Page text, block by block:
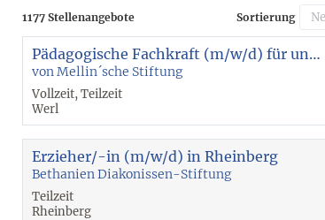
1177 Stellenangebote Sortierung
Pädagogische Fachkraft (m/w/d) für unsere Eltern-Kind-Wohngruppe
von Mellin´sche Stiftung
Vollzeit, Teilzeit
Werl
Erzieher/-in (m/w/d) in Rheinberg
Bethanien Diakonissen-Stiftung
Teilzeit
Rheinberg